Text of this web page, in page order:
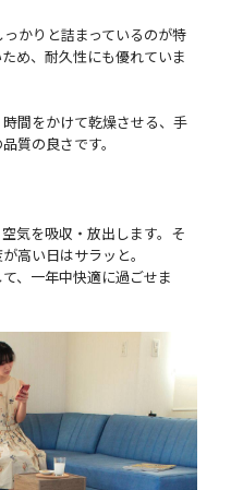
かりと詰まっているのが特
め、耐久性にも優れていま
間をかけて乾燥させる、手
質の良さです。
気を吸収・放出します。そ
高い日はサラッと。
、一年中快適に過ごせま